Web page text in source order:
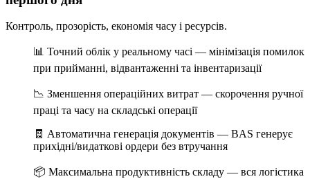
Контроль, прозорість, економія часу і ресурсів.
📊 Точний облік у реальному часі — мінімізація помилок
при прийманні, відвантаженні та інвентаризації
📉 Зменшення операційних витрат — скорочення ручної
праці та часу на складські операції
🧾 Автоматична генерація документів — BAS генерує
прихідні/видаткові ордери без втручання
📦 Максимальна продуктивність складу — вся логістика